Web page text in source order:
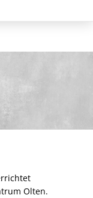
Olten.